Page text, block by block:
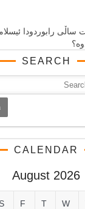
ساڵی رابوردودا
SEARCH
CALENDAR
August 2026
W
T
F
S